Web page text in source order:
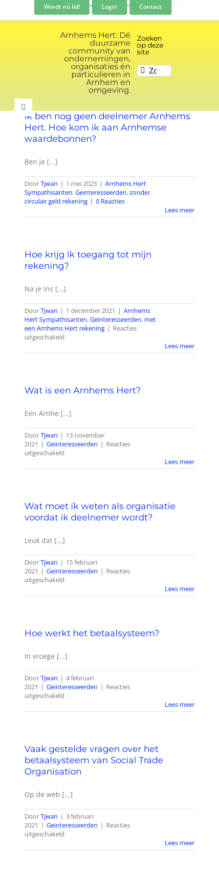
inhoud
Wordt nú lid! Login Contact
Arnhems Hert: Dé
duurzame
community van
ondernemingen,
organisaties én
particulieren in
Arnhem en
omgeving.
Zoeken
op deze
site
Zoeken
naar:
Toggle
Navigation
Community
Nieuws
Evenementen kalender
Diensten en produkten
Vacatures
Ik ben nog geen deelnemer Arnhems
Hert. Hoe kom ik aan Arnhemse
waardebonnen?
Ben je [...]
DoorTjwan | 1 mei 2023 | Arnhems Hert
Sympathisanten,Geinteresseerden,zonder
circulair geld rekening | 0 Reacties
Lees meer
Hoe krijg ik toegang tot mijn
rekening?
Na je ins [...]
DoorTjwan | 1 december 2021 | Arnhems
Hert Sympathisanten,Geinteresseerden, met
een Arnhems Hert rekening | Reacties
uitgeschakeld
krijg
mijn
Lees meer
Wat is een Arnhems Hert?
Een Arnhe [...]
DoorTjwan | 13 november
2021 | Geinteresseerden | Reacties
uitgeschakeld
is
Lees meer
Wat moet ik weten als organisatie
voordat ik deelnemer wordt?
Leuk dat [...]
DoorTjwan | 15 februari
2021 | Geinteresseerden | Reacties
uitgeschakeld
moet
organisatie
deelnemer
Lees meer
Hoe werkt het betaalsysteem?
In vroege [...]
DoorTjwan | 4 februari
2021 | Geinteresseerden | Reacties
uitgeschakeld
werkt
Lees meer
Vaak gestelde vragen over het
betaalsysteem van Social Trade
Organisation
Op de web [...]
DoorTjwan | 3 februari
2021 | Geinteresseerden | Reacties
uitgeschakeld
gestelde
Lees meer